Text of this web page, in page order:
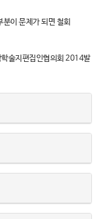
이 문제가 되면 철회
술지편집인협의회 2014발